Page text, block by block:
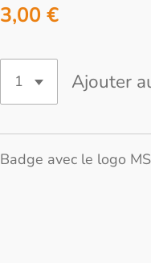
3,00 €
Ajouter
Badge avec le logo